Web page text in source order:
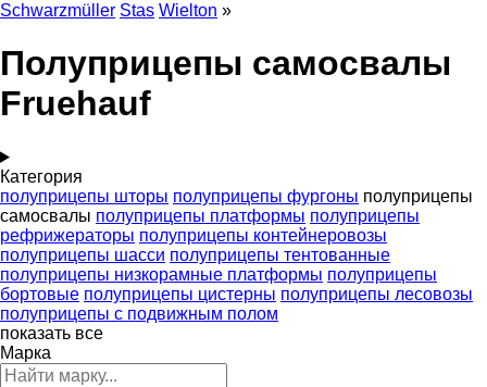
Schwarzmüller Stas Wielton »
Полуприцепы самосвалы
Fruehauf
Категория
полуприцепы шторы полуприцепы фургоны полуприцепы
самосвалы полуприцепы платформы полуприцепы
рефрижераторы полуприцепы контейнеровозы
полуприцепы шасси полуприцепы тентованные
полуприцепы низкорамные платформы полуприцепы
бортовые полуприцепы цистерны полуприцепы лесовозы
полуприцепы с подвижным полом
показать все
Марка